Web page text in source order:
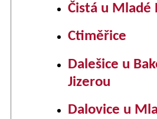
Čistá u Mladé
Ctiměřice
Dalešice u
Jizerou
Dalovice u